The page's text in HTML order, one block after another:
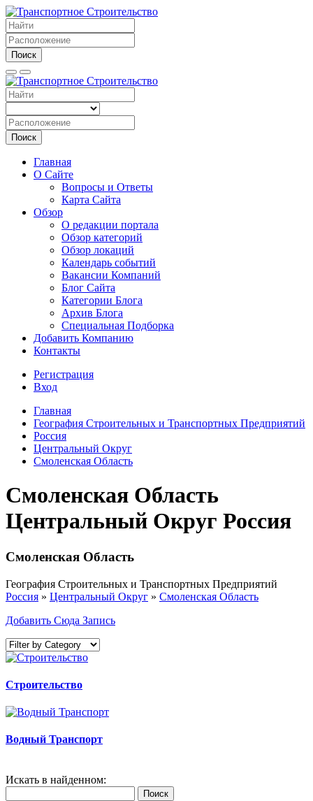
Поиск
Поиск
Главная
О Сайте
Вопросы и Ответы
Карта Сайта
Обзор
О редакции портала
Обзор категорий
Обзор локаций
Календарь событий
Вакансии Компаний
Блог Сайта
Категории Блога
Архив Блога
Специальная Подборка
Добавить Компанию
Контакты
Регистрация
Вход
Главная
География Строительных и Транспортных Предприятий
Россия
Центральный Округ
Смоленская Область
Смоленская Область
Центральный Округ Россия
Смоленская Область
География Строительных и Транспортных Предприятий
Россия » Центральный Округ » Смоленская Область
Добавить Сюда Запись
Строительство
Водный Транспорт
Искать в найденном:
Поиск